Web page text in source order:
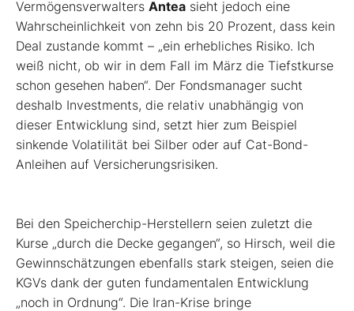
Vermögensverwalters Antea sieht jedoch eine
Wahrscheinlichkeit von zehn bis 20 Prozent, dass kein
Deal zustande kommt – „ein erhebliches Risiko. Ich
weiß nicht, ob wir in dem Fall im März die Tiefstkurse
schon gesehen haben“. Der Fondsmanager sucht
deshalb Investments, die relativ unabhängig von
dieser Entwicklung sind, setzt hier zum Beispiel
sinkende Volatilität bei Silber oder auf Cat-Bond-
Anleihen auf Versicherungsrisiken.
Bei den Speicherchip-Herstellern seien zuletzt die
Kurse „durch die Decke gegangen“, so Hirsch, weil die
Gewinnschätzungen ebenfalls stark steigen, seien die
KGVs dank der guten fundamentalen Entwicklung
„noch in Ordnung“. Die Iran-Krise bringe